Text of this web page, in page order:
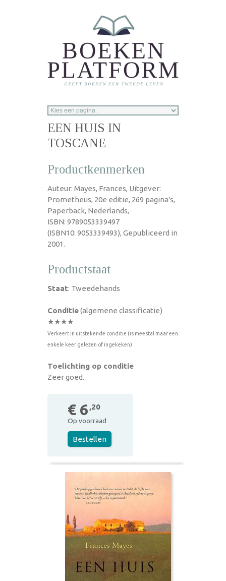
EEN HUIS IN
TOSCANE
Productkenmerken
Auteur: Mayes, Frances, Uitgever:
Prometheus, 20e editie, 269 pagina's,
Paperback, Nederlands,
ISBN: 9789053339497
(ISBN10: 9053339493), Gepubliceerd in
2001.
Productstaat
Staat: Tweedehands
Conditie(algemene classificatie)
★★★★
Verkeert in uitstekende conditie (is meestal maar een
enkele keer gelezen of ingekeken)
Toelichting op conditie
Zeer goed.
€ 6 ,20
Op voorraad
Bestellen